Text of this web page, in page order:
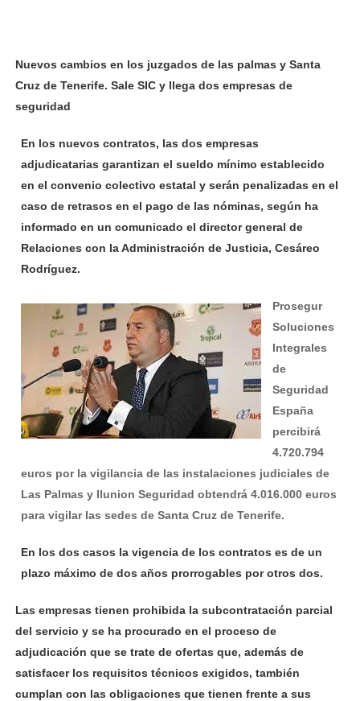
Nuevos cambios en los juzgados de las palmas y Santa
Cruz de Tenerife. Sale SIC y llega dos empresas de
seguridad
En los nuevos contratos, las dos empresas
adjudicatarias garantizan el sueldo mínimo establecido
en el convenio colectivo estatal y serán penalizadas en el
caso de retrasos en el pago de las nóminas, según ha
informado en un comunicado el director general de
Relaciones con la Administración de Justicia, Cesáreo
Rodríguez.
Prosegur
Soluciones
Integrales
de
Seguridad
España
percibirá
4.720.794
euros por la vigilancia de las instalaciones judiciales de
Las Palmas y Ilunion Seguridad obtendrá 4.016.000 euros
para vigilar las sedes de Santa Cruz de Tenerife.
En los dos casos la vigencia de los contratos es de un
plazo máximo de dos años prorrogables por otros dos.
Las empresas tienen prohibida la subcontratación parcial
del servicio y se ha procurado en el proceso de
adjudicación que se trate de ofertas que, además de
satisfacer los requisitos técnicos exigidos, también
cumplan con las obligaciones que tienen frente a sus